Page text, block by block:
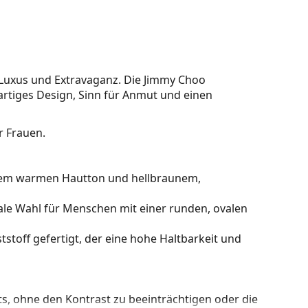
und Extravaganz. Die Jimmy Choo
Design, Sinn für Anmut und einen
Frauen.
warmen Hautton und hellbraunem,
Wahl für Menschen mit einer runden, ovalen
gefertigt, der eine hohe Haltbarkeit und
ohne den Kontrast zu beeinträchtigen oder die